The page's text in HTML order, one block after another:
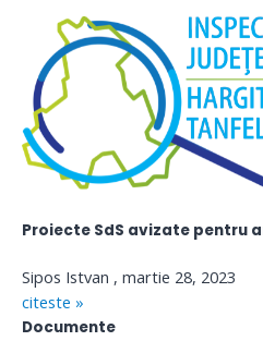
content
Programul „Școala
Siteul actual este în curs de
Vă mulţumim pentru înţelegere.
Click aici pentru a accesa pagina
Proiecte SdS avizate pentru
Sipos Istvan martie 28, 2023
Proiecte SdS avizate pentru
Sipos Istvan
martie 28, 2023
citeste »
Documente